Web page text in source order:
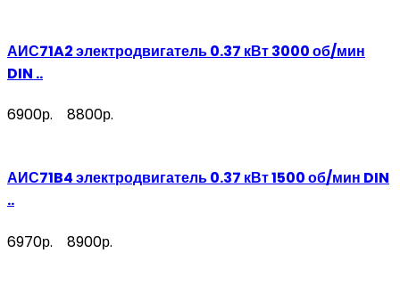
АИС71A2 электродвигатель 0.37 кВт 3000 об/мин
DIN ..
6900р. 8800р.
АИС71B4 электродвигатель 0.37 кВт 1500 об/мин DIN
..
6970р. 8900р.